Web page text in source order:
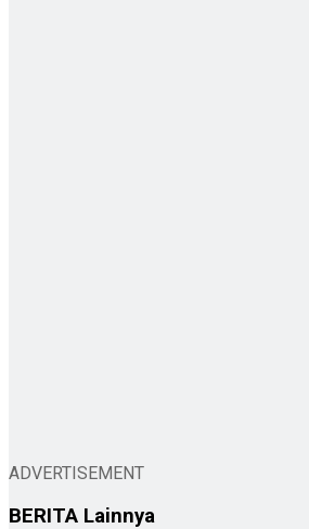
ADVERTISEMENT
BERITA Lainnya